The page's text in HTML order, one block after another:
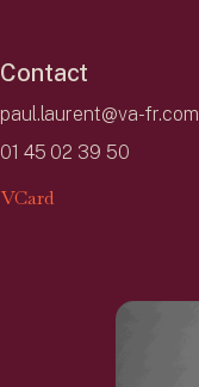
Contact
paul.laurent@va-fr.com
01 45 02 39 50
VCard